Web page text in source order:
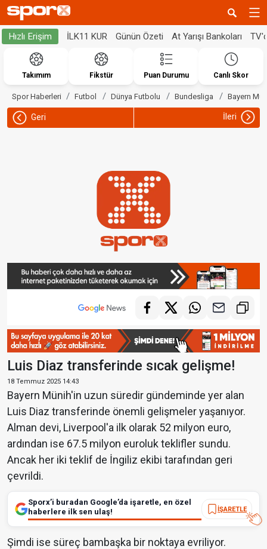
Hızlı Erişim İLK11 KUR Günün Özeti At Yarışı Bankoları
Takımım Fikstür Puan Durumu Canlı Skor
Spor Haberleri Futbol Dünya Futbolu Bundesliga Bayern
Geri İleri
Luis Diaz transferinde sıcak gelişme!
18 Temmuz 2025 14:43
Bayern Münih'in uzun süredir gündeminde yer alan
Luis Diaz transferinde önemli gelişmeler yaşanıyor.
Alman devi, Liverpool'a ilk olarak 52 milyon euro,
ardından ise 67.5 milyon euroluk teklifler sundu.
Ancak her iki teklif de İngiliz ekibi tarafından geri
çevrildi.
Sporx’i buradan Google’da işaretle, en özel
haberlere ilk sen ulaş!
İŞARETLE
Şimdi ise süreç bambaşka bir noktaya evriliyor.